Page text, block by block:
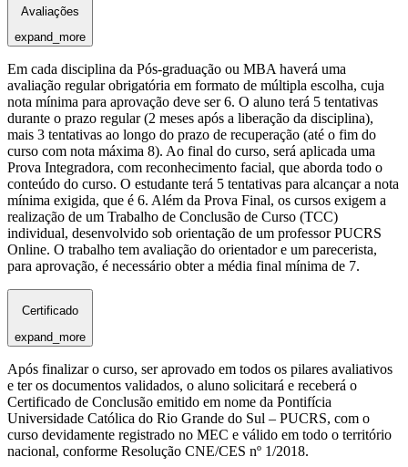
Avaliações
expand_more
Em cada disciplina da Pós-graduação ou MBA haverá uma
avaliação regular obrigatória em formato de múltipla escolha, cuja
nota mínima para aprovação deve ser 6. O aluno terá 5 tentativas
durante o prazo regular (2 meses após a liberação da disciplina),
mais 3 tentativas ao longo do prazo de recuperação (até o fim do
curso com nota máxima 8). Ao final do curso, será aplicada uma
Prova Integradora, com reconhecimento facial, que aborda todo o
conteúdo do curso. O estudante terá 5 tentativas para alcançar a nota
mínima exigida, que é 6. Além da Prova Final, os cursos exigem a
realização de um Trabalho de Conclusão de Curso (TCC)
individual, desenvolvido sob orientação de um professor PUCRS
Online. O trabalho tem avaliação do orientador e um parecerista,
para aprovação, é necessário obter a média final mínima de 7.
Certificado
expand_more
Após finalizar o curso, ser aprovado em todos os pilares avaliativos
e ter os documentos validados, o aluno solicitará e receberá o
Certificado de Conclusão emitido em nome da Pontifícia
Universidade Católica do Rio Grande do Sul – PUCRS, com o
curso devidamente registrado no MEC e válido em todo o território
nacional, conforme Resolução CNE/CES nº 1/2018.